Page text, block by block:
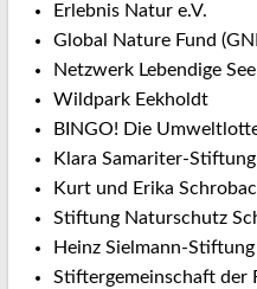
Erlebnis Natur e.V.
Global Nature Fund
Netzwerk Lebendige
Wildpark Eekholdt
BINGO! Die
Klara Samariter-Stiftung
Kurt und Erika
Stiftung Naturschutz
Heinz Sielmann-Stiftung
Stiftergemeinschaft der